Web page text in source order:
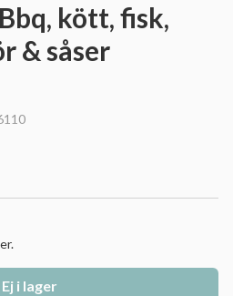
kött, fisk,
& såser
Ej i lager